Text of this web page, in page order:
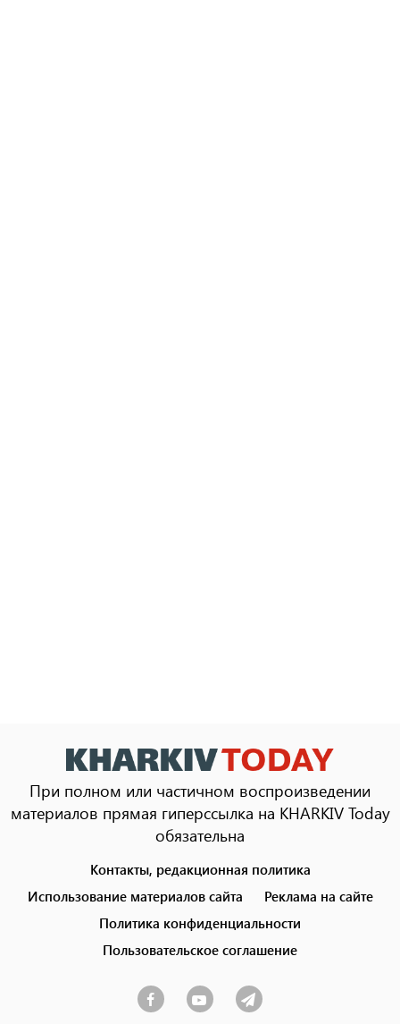
При полном или частичном воспроизведении
материалов прямая гиперссылка на KHARKIV Today
обязательна
menu
Контакты, редакционная политика
Использование материалов сайта
Реклама на сайте
Политика конфиденциальности
Пользовательское соглашение